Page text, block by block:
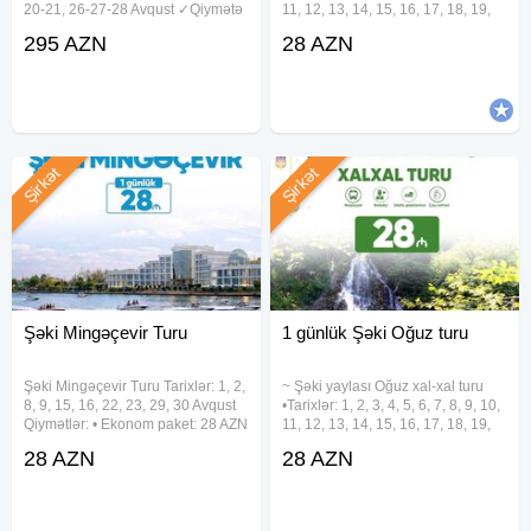
• Gəmi gəzintisi + Çay - 5₼
Yer - 30 ₼ Bowling hədiyyə
Yer - 15 ₼ Bowling
Yer - 1 günlükQuba
__
- İstənilən standard otağ genişdir əlavə çarpayı ilə 3-4 nəfər
qala bilər.
- Bəzi tarixlərdə 3 nəfərlik triple və ya geniş Deluxe otaqlar
- Tur ilə getmək istəməyən və ya öz maşınları ilə getmek
istəyənlər üçün 50₼ endirim
gəzinti olmur
20-21, 26-27-28 Avqust ✓Qiymətə
Spa-da gecələmə - 3 dəfə səhər
295 AZN
11, 12, 13, 14, 15, 16, 17, 18, 19,
29, 30, 31 Avqust •Qiymət: •
28 AZN
Şəki Mingəçevir Turu
Şəki Mingəçevir Turu Tarixlər: 1, 2,
8, 9, 15, 16, 22, 23, 29, 30 Avqust
Qiymətlər: • Ekonom paket: 28 AZN
yeməyi daxil) Qiymətə daxildir: •
Şirkət
28 AZN
1 günlük Şəki Oğuz turu
~ Şəki yaylası Oğuz xal-xal turu
•Tarixlər: 1, 2, 3, 4, 5, 6, 7, 8, 9, 10,
11, 12, 13, 14, 15, 16, 17, 18, 19,
29, 30, 31 Avqust •Qiymət: •
Şirkət
28 AZN